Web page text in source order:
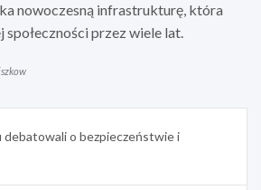
nowoczesną infrastrukturę, która
społeczności przez wiele lat.
debatowali o bezpieczeństwie i